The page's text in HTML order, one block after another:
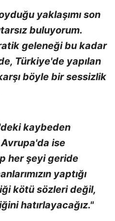
yaklaşımı son
buluyorum.
geleneği bu kadar
Türkiye'de yapılan
böyle bir sessizlik
kaybeden
ise
her şeyi geride
yaptığı
kötü sözleri değil,
hatırlayacağız."